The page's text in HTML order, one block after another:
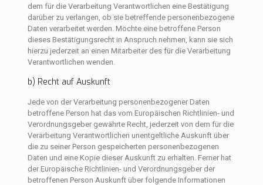
dem für die Verarbeitung Verantwortlichen eine Bestätigung
darüber zu verlangen, ob sie betreffende personenbezogene
Daten verarbeitet werden. Möchte eine betroffene Person
dieses Bestätigungsrecht in Anspruch nehmen, kann sie sich
hierzu jederzeit an einen Mitarbeiter des für die Verarbeitung
Verantwortlichen wenden.
b) Recht auf Auskunft
Jede von der Verarbeitung personenbezogener Daten
betroffene Person hat das vom Europäischen Richtlinien- und
Verordnungsgeber gewährte Recht, jederzeit von dem für die
Verarbeitung Verantwortlichen unentgeltliche Auskunft über
die zu seiner Person gespeicherten personenbezogenen
Daten und eine Kopie dieser Auskunft zu erhalten. Ferner hat
der Europäische Richtlinien- und Verordnungsgeber der
betroffenen Person Auskunft über folgende Informationen